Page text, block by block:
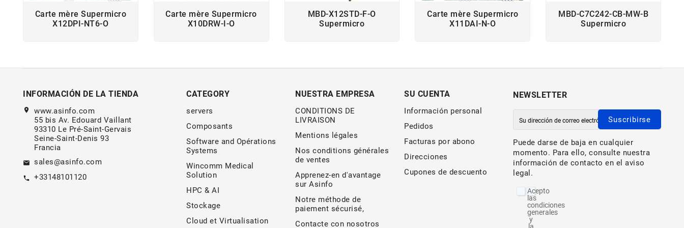
Carte mère Supermicro
X12DPI-NT6-O
Carte mère Supermicro
X10DRW-I-O
MBD-X12STD-F-O
Supermicro
Carte mère Supermicro
X11DAI-N-O
MBD-C7C242-CB-MW-B
Supermicro
INFORMACIÓN DE LA TIENDA
location_on
www.asinfo.com
55 bis Av. Edouard Vaillant
93310 Le Pré-Saint-Gervais
Seine-Saint-Denis 93
Francia
email sales@asinfo.com
call +33148101120
CATEGORY
servers
Composants
Software and Opérations
Systems
Wincomm Medical
Solution
HPC & AI
Stockage
Cloud et Virtualisation
NUESTRA EMPRESA
CONDITIONS DE
LIVRAISON
Mentions légales
Nos conditions générales
de ventes
Apprenez-en d'avantage
sur Asinfo
Notre méthode de
paiement sécurisé,
Contacte con nosotros
SU CUENTA
Información personal
Pedidos
Facturas por abono
Direcciones
Cupones de descuento
NEWSLETTER
Suscribirse
Puede darse de baja en cualquier
momento. Para ello, consulte nuestra
información de contacto en el aviso
legal.
Acepto
las
condiciones
generales
y